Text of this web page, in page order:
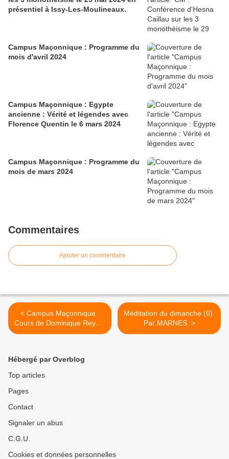
présentiel à Issy-Les-Moulineaux.
Campus Maçonnique : Programme du
mois d'avril 2024
Campus Maçonnique : Egypte
ancienne : Vérité et légendes avec
Florence Quentin le 6 mars 2024
Campus Maçonnique : Programme du
mois de mars 2024
Commentaires
Ajouter un commentaire
< Campus Maçonnique .
Cours de Dominique Reynié
: « L’espace public
Méditation du dimanche (6).
Par MARNES. >
Hébergé par Overblog
Top articles
Pages
Contact
Signaler un abus
C.G.U.
Cookies et données personnelles